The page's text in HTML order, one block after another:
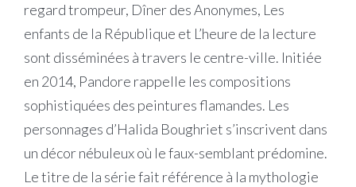
regard trompeur, Dîner des Anonymes, Les
enfants de la République et L’heure de la lecture
sont disséminées à travers le centre-ville. Initiée
en 2014, Pandore rappelle les compositions
sophistiquées des peintures flamandes. Les
personnages d’Halida Boughriet s’inscrivent dans
un décor nébuleux où le faux-semblant prédomine.
Le titre de la série fait référence à la mythologie